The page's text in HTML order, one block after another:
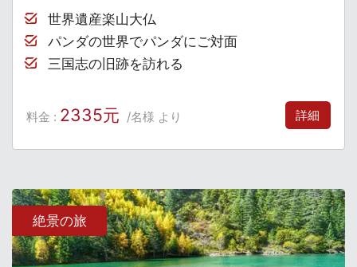
世界遺産楽山大仏
パンダの世界でパンダにご対面
三国志の旧跡を訪れる
料金 : 2335元 /名様 より 詳細
絶景の旅